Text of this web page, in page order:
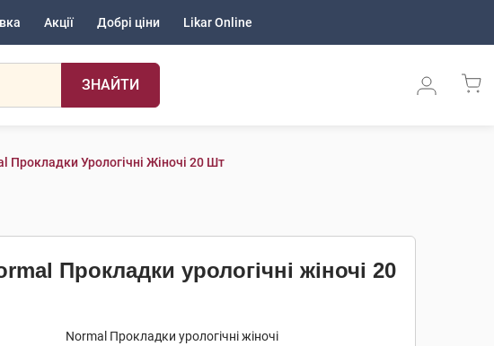
Акції Добрі ціни Likar Online
ЗНАЙТИ
Прокладки Урологічні Жіночі 20 Шт
Прокладки урологічні жіночі 20
Normal Прокладки урологічні жіночі